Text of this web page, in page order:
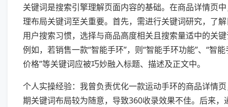
关键词是搜索引擎理解页面内容的基础。在商品详情页
理布局关键词至关重要。首先，需进行关键词研究，了
用户搜索习惯，选择与商品高度相关且搜索量适中的关
例如，若销售一款“智能手环”，则“智能手环功能”、“智
价格”等关键词应被巧妙融入标题、描述及正文中。
个人实操经验：我曾负责优化一款运动手环的商品详情
期关键词布局较为随意，导致360收录效果不佳。后来，